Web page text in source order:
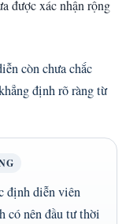
được xác nhận rộng
còn chưa chắc
định rõ ràng từ
định diễn viên
có nên đầu tư thời